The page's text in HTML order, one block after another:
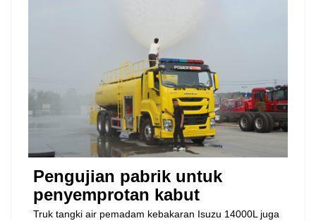
Pengujian pabrik untuk
penyemprotan kabut
Truk tangki air pemadam kebakaran Isuzu 14000L juga